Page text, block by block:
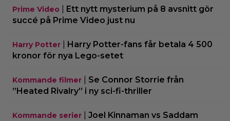
Prime Video
Ett nytt mysterium på 8 avsnitt gör
succé på Prime Video just nu
Harry Potter
Harry Potter-fans får betala 4 500
kronor för nya Lego-setet
Kommande filmer
Se Connor Storrie från
”Heated Rivalry” i ny sci-fi-thriller
Kommande serier
Joel Kinnaman vs Saddam